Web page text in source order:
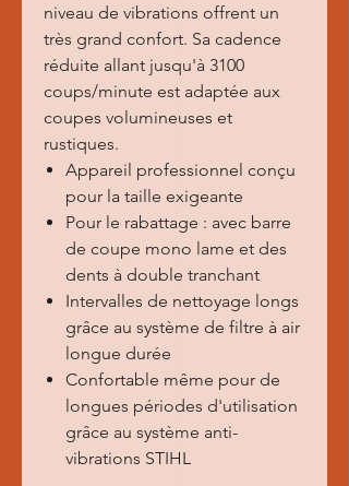
niveau de vibrations offrent un
très grand confort. Sa cadence
réduite allant jusqu'à 3100
coups/minute est adaptée aux
coupes volumineuses et
rustiques.
Appareil professionnel conçu
pour la taille exigeante
Pour le rabattage : avec barre
de coupe mono lame et des
dents à double tranchant
Intervalles de nettoyage longs
grâce au système de filtre à air
longue durée
Confortable même pour de
longues périodes d'utilisation
grâce au système anti-
vibrations STIHL